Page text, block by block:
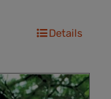
Details